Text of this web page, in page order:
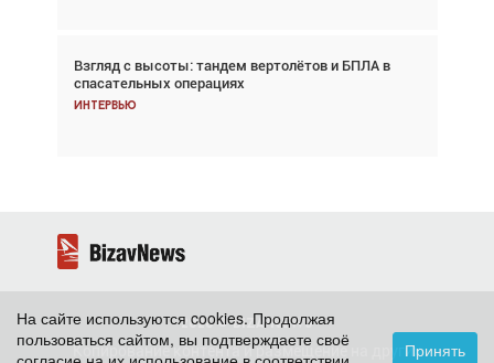
Взгляд с высоты: тандем вертолётов и БПЛА в
спасательных операциях
Интервью
Частный самолёт – это актив. Подходите к
покупке соответствующим образом
Интервью
2026 ©BizavNews
Копирование контента и размещение на других
На сайте используются cookies. Продолжая
пользоваться сайтом, вы подтверждаете своё
Принять